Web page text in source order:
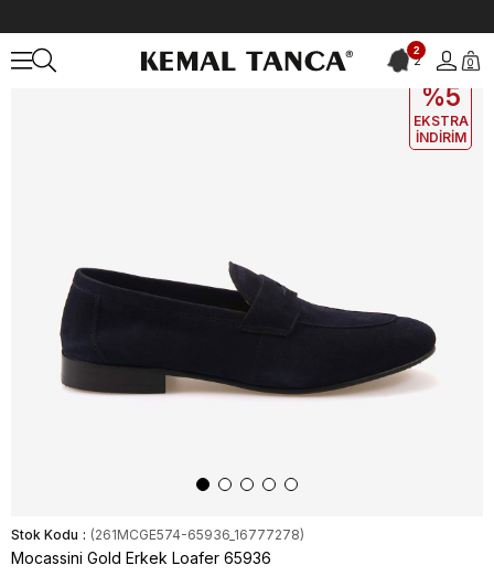
2
2 0
EKLE5
%5
EKSTRA
İNDİRİM
Stok Kodu (261MCGE574-65936_16777278)
Mocassini Gold Erkek Loafer 65936